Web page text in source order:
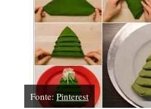
Fonte:Pinterest